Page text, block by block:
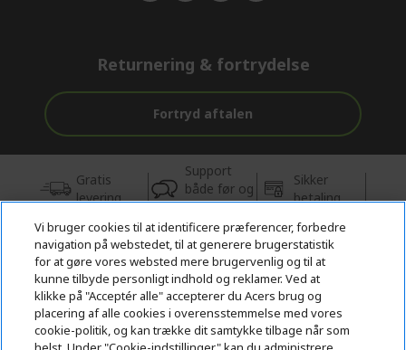
Returnering & fortrydelse
Fortryd aftalen
Gratis
levering
Support
både før og
efter købet
Sikker
betaling
© 2026 Acer Inc.
CPYou BV er autoriseret forhandler og sælger af de produkter og
tjenester, der tilbydes i denne butik.
Vi bruger cookies til at identificere præferencer, forbedre
navigation på webstedet, til at generere brugerstatistik
for at gøre vores websted mere brugervenlig og til at
kunne tilbyde personligt indhold og reklamer. Ved at
klikke på "Acceptér alle" accepterer du Acers brug og
placering af alle cookies i overensstemmelse med vores
cookie-politik, og kan trække dit samtykke tilbage når som